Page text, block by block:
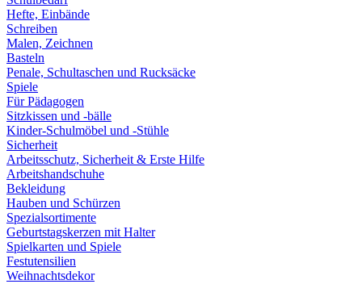
Hefte, Einbände
Schreiben
Malen, Zeichnen
Basteln
Penale, Schultaschen und Rucksäcke
Spiele
Für Pädagogen
Sitzkissen und -bälle
Kinder-Schulmöbel und -Stühle
Sicherheit
Arbeitsschutz, Sicherheit & Erste Hilfe
Arbeitshandschuhe
Bekleidung
Hauben und Schürzen
Spezialsortimente
Geburtstagskerzen mit Halter
Spielkarten und Spiele
Festutensilien
Weihnachtsdekor